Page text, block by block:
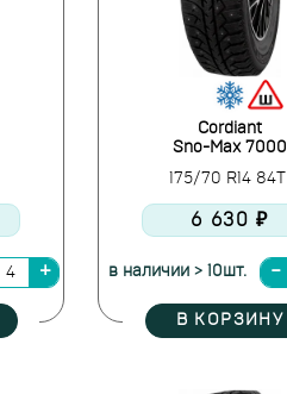
Cordiant
Sno-Max 7000
175/70 R14 84T
6 630 ₽
в наличии > 10шт.
В КОРЗИНУ